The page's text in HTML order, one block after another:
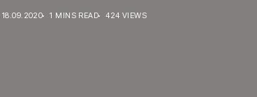
18.09.2020 1 MINS READ 424 VIEWS